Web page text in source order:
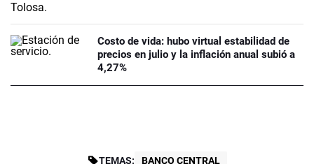
Costo de vida: hubo virtual estabilidad de
precios en julio y la inflación anual subió a
4,27%
TEMAS: BANCO CENTRAL